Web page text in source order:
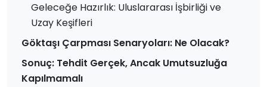
Geleceğe Hazırlık: Uluslararası İşbirliği ve
Uzay Keşifleri
Göktaşı Çarpması Senaryoları: Ne Olacak?
Sonuç: Tehdit Gerçek, Ancak Umutsuzluğa
Kapılmamalı